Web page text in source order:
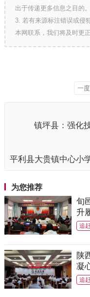
出于传递更多信息之目的。
3. 若有来源标注错误或侵
本网联系，我们将及时更
一度
镇坪县：强化
平利县大贵镇中心小
为您推荐
旬
升
追
陕
凝
追